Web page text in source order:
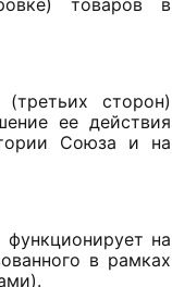
товаров в
сторон)
ее действия
Союза и на
на
в рамках